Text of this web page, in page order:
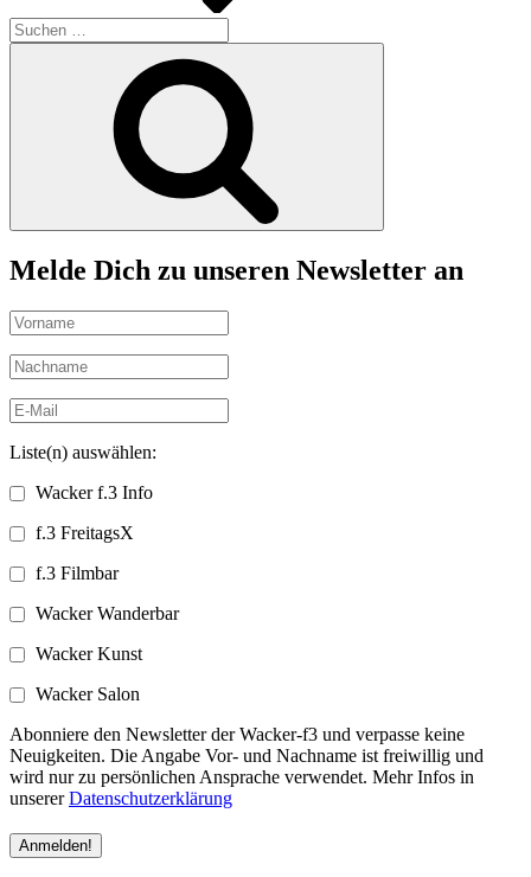
Suchen
nach:
Melde Dich zu unseren Newsletter an
Liste(n) auswählen:
Wacker f.3 Info
f.3 FreitagsX
f.3 Filmbar
Wacker Wanderbar
Wacker Kunst
Wacker Salon
Abonniere den Newsletter der Wacker-f3 und verpasse keine
Neuigkeiten. Die Angabe Vor- und Nachname ist freiwillig und
wird nur zu persönlichen Ansprache verwendet. Mehr Infos in
unsererDatenschutzerklärung